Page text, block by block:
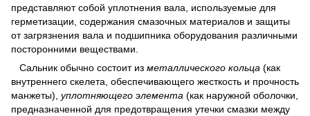
представляют собой уплотнения вала, используемые для
герметизации, содержания смазочных материалов и защиты
от загрязнения вала и подшипника оборудования различными
посторонними веществами.
Сальник обычно состоит из металлического кольца (как
внутреннего скелета, обеспечивающего жесткость и прочность
манжеты), уплотняющего элемента (как наружной оболочки,
предназначенной для предотвращения утечки смазки между